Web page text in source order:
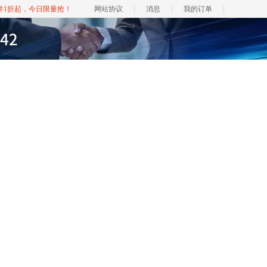
1折起，今日限量抢！ 网站协议 消息 我的订单